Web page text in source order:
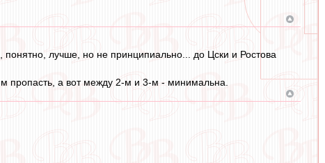
лучше, но не принципиально... до Цски и Ростова
пропасть, а вот между 2-м и 3-м - минимальна.